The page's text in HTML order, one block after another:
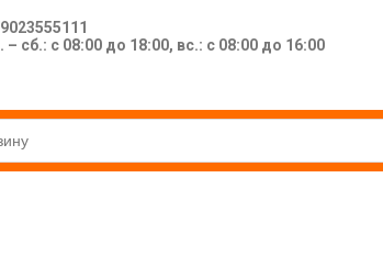
– сб.: с 08:00 до 18:00, вс.: с 08:00 до 16:00